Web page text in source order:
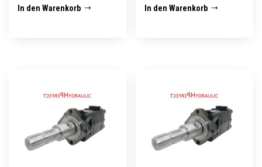
In den Warenkorb In den Warenkorb